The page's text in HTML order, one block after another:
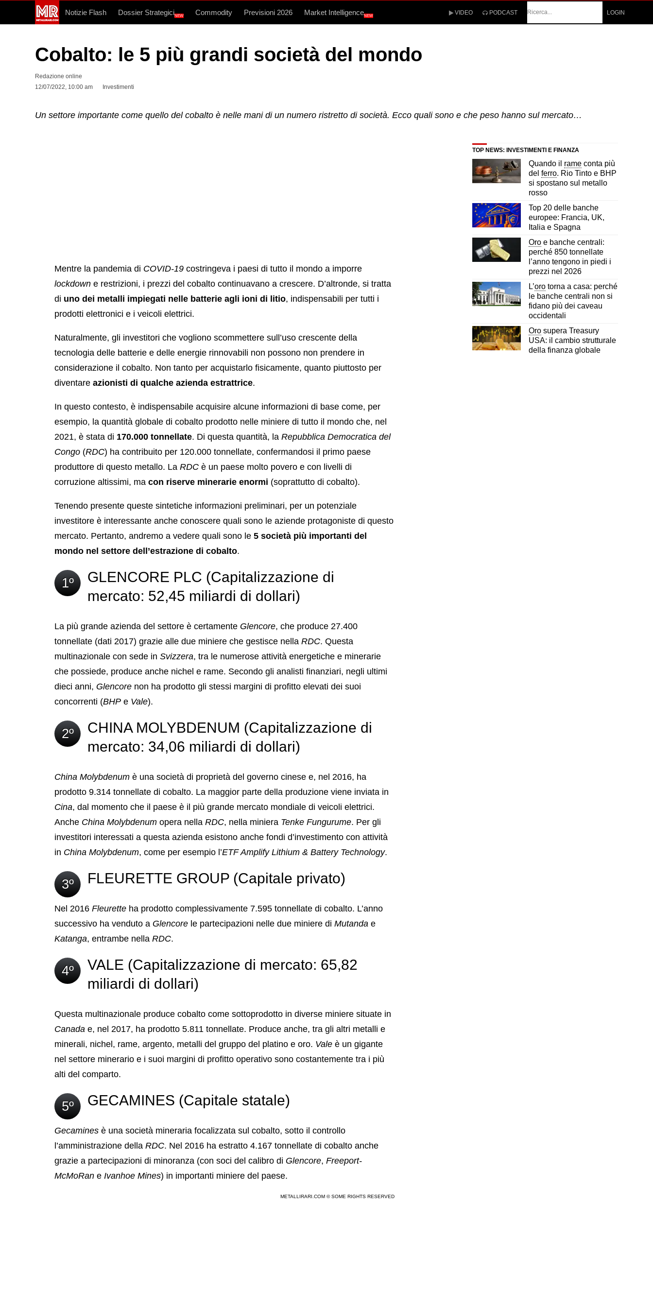
Notizie Flash Dossier StrategiciNEW Commodity Previsioni 2026 Market IntelligenceNEW VIDEO PODCAST
LOGIN
Cobalto: le 5 più grandi società del mondo
Redazione online
12/07/2022, 10:00 am
Investimenti
Un settore importante come quello del cobalto è nelle mani di un numero ristretto di società. Ecco quali sono e che peso hanno sul mercato…
Mentre la pandemia di COVID-19 costringeva i paesi di tutto il mondo a imporre
lockdown e restrizioni, i prezzi del cobalto continuavano a crescere. D’altronde, si tratta
di uno dei metalli impiegati nelle batterie agli ioni di litio, indispensabili per tutti i
prodotti elettronici e i veicoli elettrici.
Naturalmente, gli investitori che vogliono scommettere sull’uso crescente della
tecnologia delle batterie e delle energie rinnovabili non possono non prendere in
considerazione il cobalto. Non tanto per acquistarlo fisicamente, quanto piuttosto per
diventare azionisti di qualche azienda estrattrice.
In questo contesto, è indispensabile acquisire alcune informazioni di base come, per
esempio, la quantità globale di cobalto prodotto nelle miniere di tutto il mondo che, nel
2021, è stata di 170.000 tonnellate. Di questa quantità, la Repubblica Democratica del
Congo (RDC) ha contribuito per 120.000 tonnellate, confermandosi il primo paese
produttore di questo metallo. La RDC è un paese molto povero e con livelli di
corruzione altissimi, ma con riserve minerarie enormi (soprattutto di cobalto).
Tenendo presente queste sintetiche informazioni preliminari, per un potenziale
investitore è interessante anche conoscere quali sono le aziende protagoniste di questo
mercato. Pertanto, andremo a vedere quali sono le 5 società più importanti del
mondo nel settore dell’estrazione di cobalto.
1º
GLENCORE PLC (Capitalizzazione di
mercato: 52,45 miliardi di dollari)
La più grande azienda del settore è certamente Glencore, che produce 27.400
tonnellate (dati 2017) grazie alle due miniere che gestisce nella RDC. Questa
multinazionale con sede in Svizzera, tra le numerose attività energetiche e minerarie
che possiede, produce anche nichel e rame. Secondo gli analisti finanziari, negli ultimi
dieci anni, Glencore non ha prodotto gli stessi margini di profitto elevati dei suoi
concorrenti (BHP e Vale).
2º
CHINA MOLYBDENUM (Capitalizzazione di
mercato: 34,06 miliardi di dollari)
China Molybdenum è una società di proprietà del governo cinese e, nel 2016, ha
prodotto 9.314 tonnellate di cobalto. La maggior parte della produzione viene inviata in
Cina, dal momento che il paese è il più grande mercato mondiale di veicoli elettrici.
Anche China Molybdenum opera nella RDC, nella miniera Tenke Fungurume. Per gli
investitori interessati a questa azienda esistono anche fondi d’investimento con attività
in China Molybdenum, come per esempio l’ETF Amplify Lithium & Battery Technology.
3º FLEURETTE GROUP (Capitale privato)
Nel 2016 Fleurette ha prodotto complessivamente 7.595 tonnellate di cobalto. L’anno
successivo ha venduto a Glencore le partecipazioni nelle due miniere di Mutanda e
Katanga, entrambe nella RDC.
4º
VALE (Capitalizzazione di mercato: 65,82
miliardi di dollari)
Questa multinazionale produce cobalto come sottoprodotto in diverse miniere situate in
Canada e, nel 2017, ha prodotto 5.811 tonnellate. Produce anche, tra gli altri metalli e
minerali, nichel, rame, argento, metalli del gruppo del platino e oro. Vale è un gigante
nel settore minerario e i suoi margini di profitto operativo sono costantemente tra i più
alti del comparto.
5º GECAMINES (Capitale statale)
Gecamines è una società mineraria focalizzata sul cobalto, sotto il controllo
l’amministrazione della RDC. Nel 2016 ha estratto 4.167 tonnellate di cobalto anche
grazie a partecipazioni di minoranza (con soci del calibro di Glencore, Freeport-
McMoRan e Ivanhoe Mines) in importanti miniere del paese.
METALLIRARI.COM © SOME RIGHTS RESERVED
TOP NEWS: INVESTIMENTI E FINANZA
Quando il rame conta più
del ferro. Rio Tinto e BHP
si spostano sul metallo
rosso
Top 20 delle banche
europee: Francia, UK,
Italia e Spagna
Oro e banche centrali:
perché 850 tonnellate
l’anno tengono in piedi i
prezzi nel 2026
L’oro torna a casa: perché
le banche centrali non si
fidano più dei caveau
occidentali
Oro supera Treasury
USA: il cambio strutturale
della finanza globale